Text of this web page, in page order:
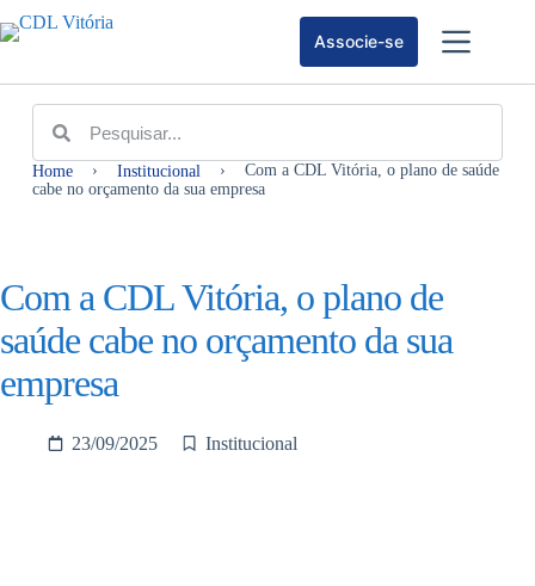
Associe-se
Home › Institucional ›
Com a CDL Vitória, o plano de saúde
cabe no orçamento da sua empresa
Com a CDL Vitória, o plano de
saúde cabe no orçamento da sua
empresa
23/09/2025 Institucional